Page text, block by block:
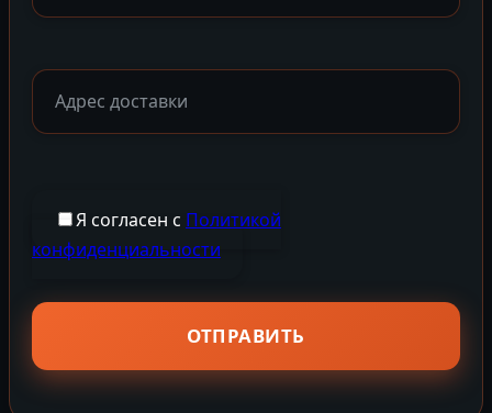
Я согласен с Политикой
конфиденциальности